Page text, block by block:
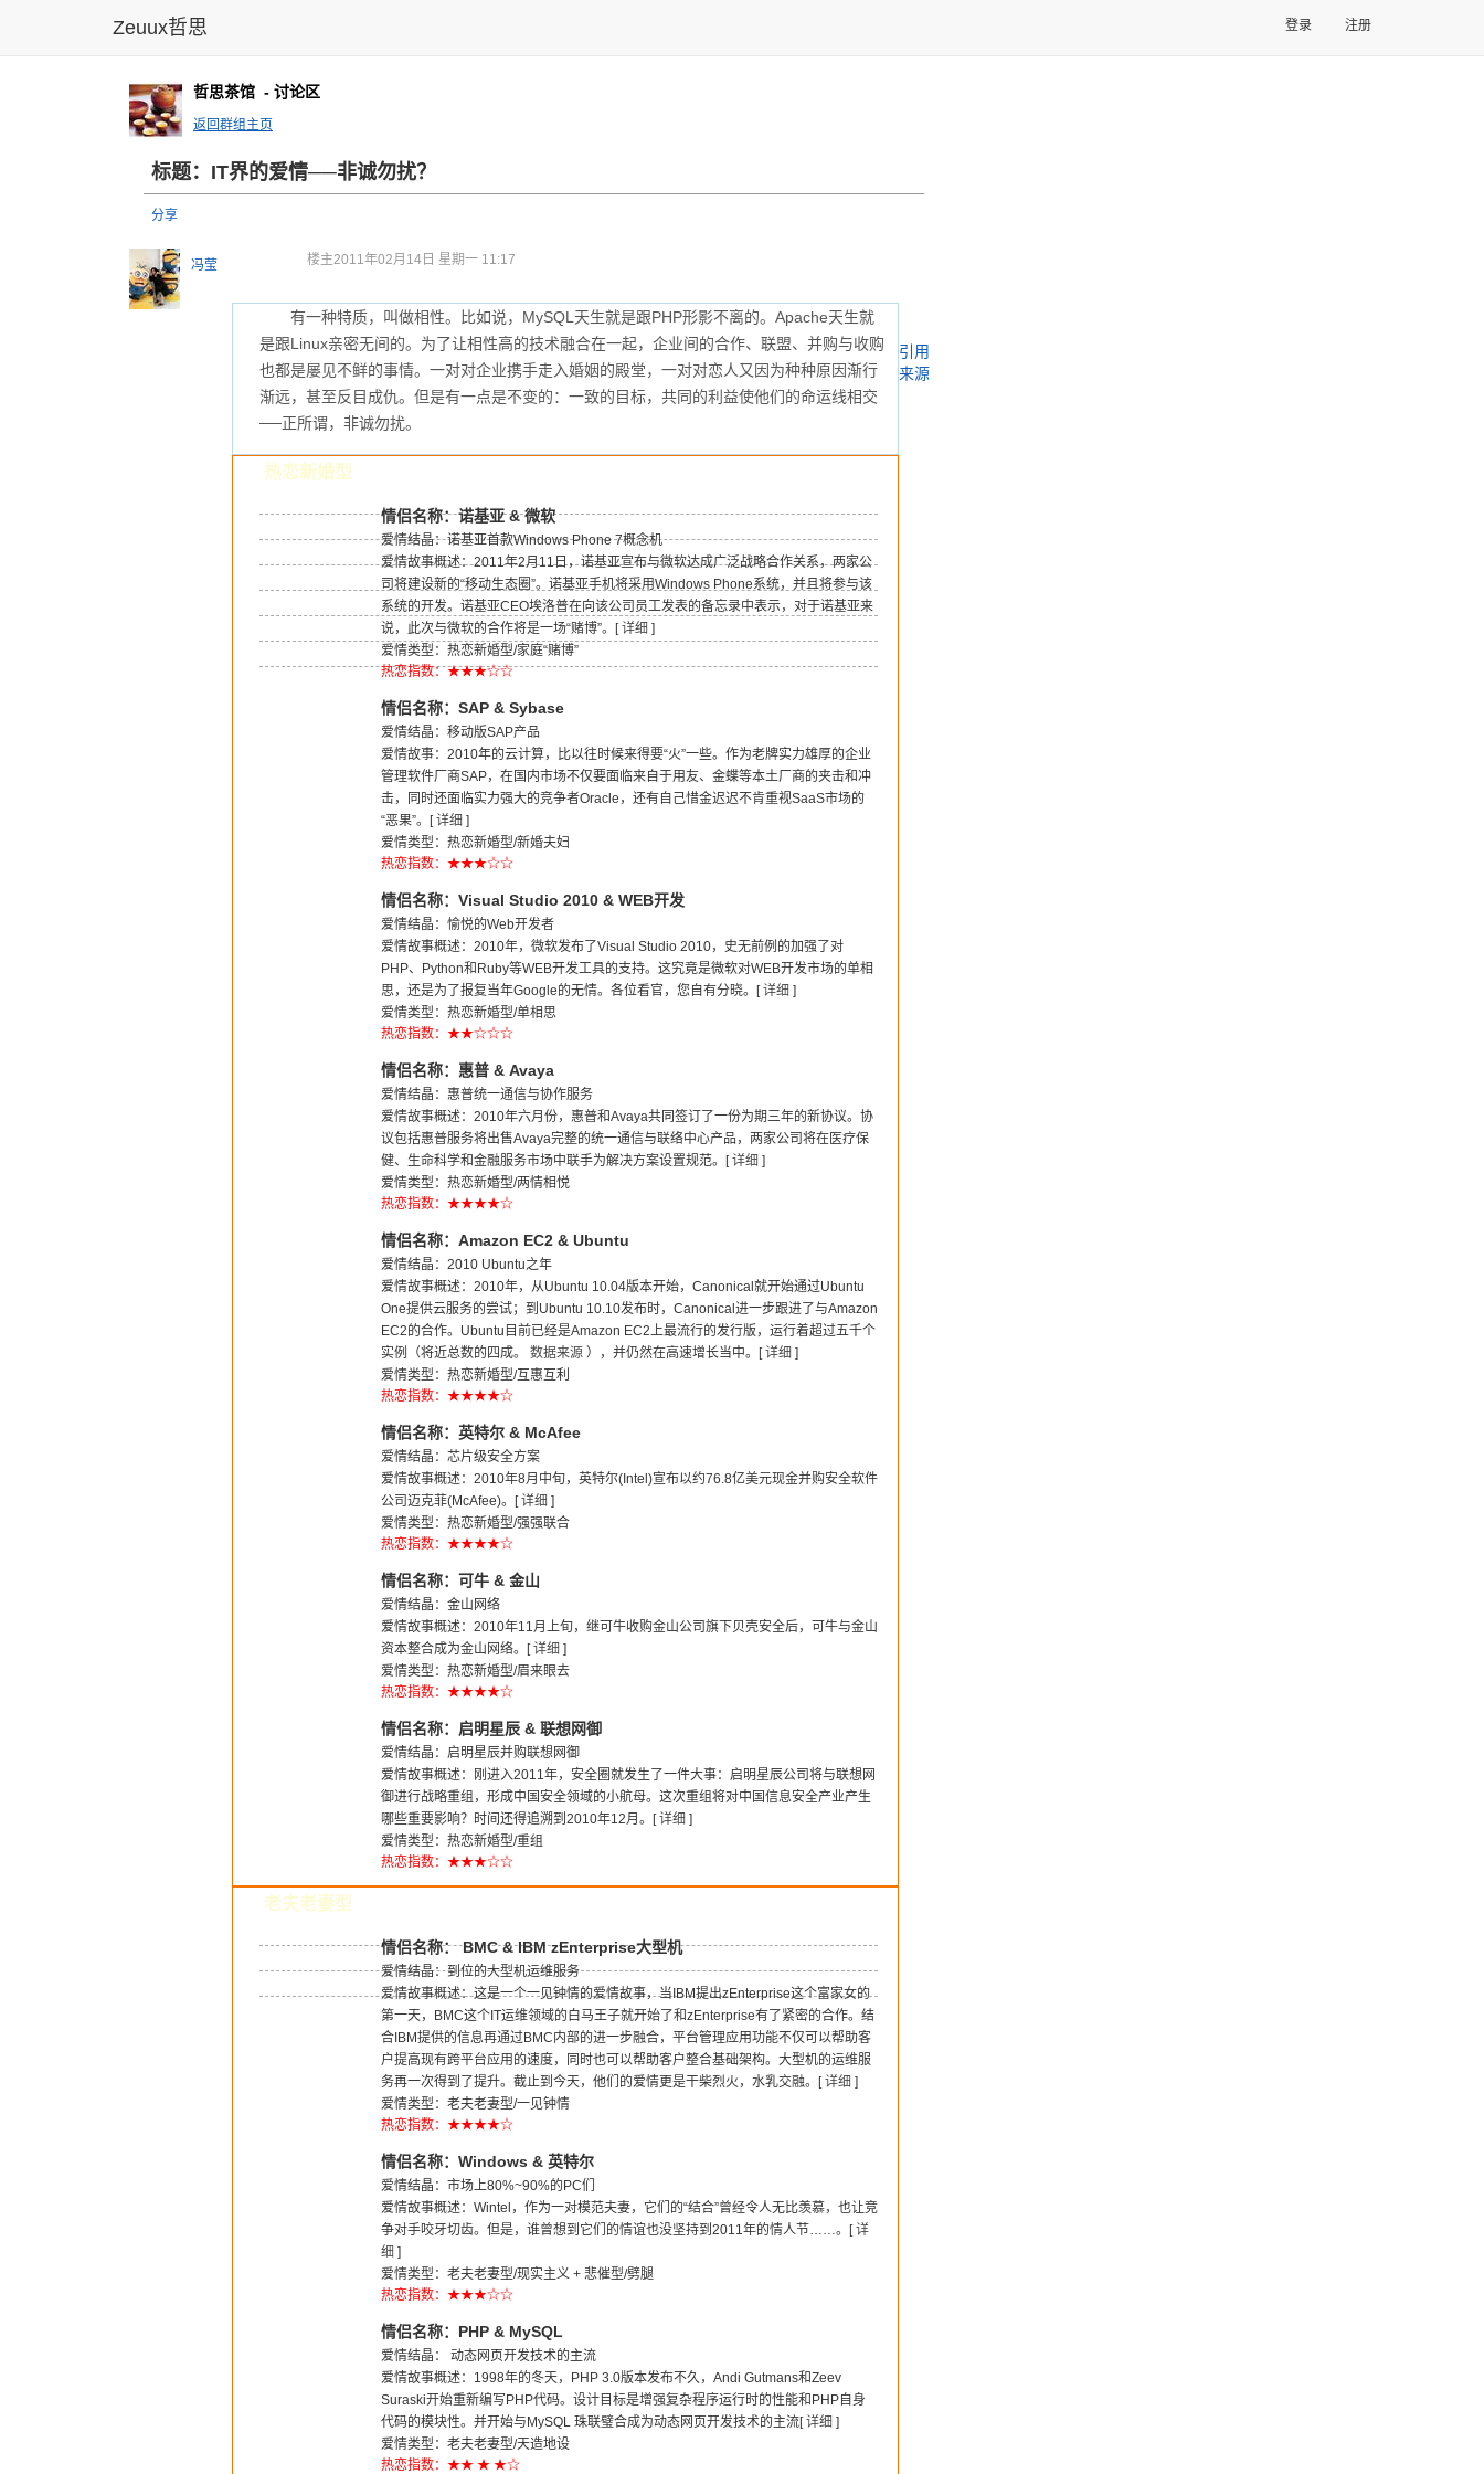
Zeuux哲思 登录 注册
哲思茶馆 - 讨论区
返回群组主页
标题：IT界的爱情──非诚勿扰？
分享
冯莹 楼主2011年02月14日 星期一 11:17
有一种特质，叫做相性。比如说，MySQL天生就是跟PHP形影不离的。Apache天生就
是跟Linux亲密无间的。为了让相性高的技术融合在一起，企业间的合作、联盟、并购与收购
也都是屡见不鲜的事情。一对对企业携手走入婚姻的殿堂，一对对恋人又因为种种原因渐行
渐远，甚至反目成仇。但是有一点是不变的：一致的目标，共同的利益使他们的命运线相交
──正所谓，非诚勿扰。
热恋新婚型
情侣名称：诺基亚 & 微软
爱情结晶：诺基亚首款Windows Phone 7概念机
爱情故事概述：2011年2月11日，诺基亚宣布与微软达成广泛战略合作关系，两家公
司将建设新的“移动生态圈”。诺基亚手机将采用Windows Phone系统，并且将参与该
系统的开发。诺基亚CEO埃洛普在向该公司员工发表的备忘录中表示，对于诺基亚来
说，此次与微软的合作将是一场“赌博”。[详细 ]
爱情类型：热恋新婚型/家庭“赌博”
热恋指数：★★★☆☆
情侣名称：SAP & Sybase
爱情结晶：移动版SAP产品
爱情故事：2010年的云计算，比以往时候来得要“火”一些。作为老牌实力雄厚的企业
管理软件厂商SAP，在国内市场不仅要面临来自于用友、金蝶等本土厂商的夹击和冲
击，同时还面临实力强大的竞争者Oracle，还有自己惜金迟迟不肯重视SaaS市场的
“恶果”。[详细 ]
爱情类型：热恋新婚型/新婚夫妇
热恋指数：★★★☆☆
情侣名称：Visual Studio 2010 & WEB开发
爱情结晶：愉悦的Web开发者
爱情故事概述：2010年，微软发布了Visual Studio 2010，史无前例的加强了对
PHP、Python和Ruby等WEB开发工具的支持。这究竟是微软对WEB开发市场的单相
思，还是为了报复当年Google的无情。各位看官，您自有分晓。[详细 ]
爱情类型：热恋新婚型/单相思
热恋指数：★★☆☆☆
情侣名称：惠普 & Avaya
爱情结晶：惠普统一通信与协作服务
爱情故事概述：2010年六月份，惠普和Avaya共同签订了一份为期三年的新协议。协
议包括惠普服务将出售Avaya完整的统一通信与联络中心产品，两家公司将在医疗保
健、生命科学和金融服务市场中联手为解决方案设置规范。[详细 ]
爱情类型：热恋新婚型/两情相悦
热恋指数：★★★★☆
情侣名称：Amazon EC2 & Ubuntu
爱情结晶：2010 Ubuntu之年
爱情故事概述：2010年，从Ubuntu 10.04版本开始，Canonical就开始通过Ubuntu
One提供云服务的尝试；到Ubuntu 10.10发布时，Canonical进一步跟进了与Amazon
EC2的合作。Ubuntu目前已经是Amazon EC2上最流行的发行版，运行着超过五千个
实例（将近总数的四成。 数据来源 ），并仍然在高速增长当中。[详细 ]
爱情类型：热恋新婚型/互惠互利
热恋指数：★★★★☆
情侣名称：英特尔 & McAfee
爱情结晶：芯片级安全方案
爱情故事概述：2010年8月中旬，英特尔(Intel)宣布以约76.8亿美元现金并购安全软件
公司迈克菲(McAfee)。[详细 ]
爱情类型：热恋新婚型/强强联合
热恋指数：★★★★☆
情侣名称：可牛 & 金山
爱情结晶：金山网络
爱情故事概述：2010年11月上旬，继可牛收购金山公司旗下贝壳安全后，可牛与金山
资本整合成为金山网络。[详细 ]
爱情类型：热恋新婚型/眉来眼去
热恋指数：★★★★☆
情侣名称：启明星辰 & 联想网御
爱情结晶：启明星辰并购联想网御
爱情故事概述：刚进入2011年，安全圈就发生了一件大事：启明星辰公司将与联想网
御进行战略重组，形成中国安全领域的小航母。这次重组将对中国信息安全产业产生
哪些重要影响？时间还得追溯到2010年12月。[详细 ]
爱情类型：热恋新婚型/重组
热恋指数：★★★☆☆
老夫老妻型
情侣名称： BMC & IBM zEnterprise大型机
爱情结晶：到位的大型机运维服务
爱情故事概述：这是一个一见钟情的爱情故事，当IBM提出zEnterprise这个富家女的
第一天，BMC这个IT运维领域的白马王子就开始了和zEnterprise有了紧密的合作。结
合IBM提供的信息再通过BMC内部的进一步融合，平台管理应用功能不仅可以帮助客
户提高现有跨平台应用的速度，同时也可以帮助客户整合基础架构。大型机的运维服
务再一次得到了提升。截止到今天，他们的爱情更是干柴烈火，水乳交融。[详细 ]
爱情类型：老夫老妻型/一见钟情
热恋指数：★★★★☆
情侣名称：Windows & 英特尔
爱情结晶：市场上80%~90%的PC们
爱情故事概述：Wintel，作为一对模范夫妻，它们的“结合”曾经令人无比羡慕，也让竞
争对手咬牙切齿。但是，谁曾想到它们的情谊也没坚持到2011年的情人节……。[详
细 ]
爱情类型：老夫老妻型/现实主义 + 悲催型/劈腿
热恋指数：★★★☆☆
情侣名称：PHP & MySQL
爱情结晶： 动态网页开发技术的主流
爱情故事概述：1998年的冬天，PHP 3.0版本发布不久，Andi Gutmans和Zeev
Suraski开始重新编写PHP代码。设计目标是增强复杂程序运行时的性能和PHP自身
代码的模块性。并开始与MySQL 珠联璧合成为动态网页开发技术的主流[详细 ]
爱情类型：老夫老妻型/天造地设
热恋指数：★★ ★ ★☆
引用
来源